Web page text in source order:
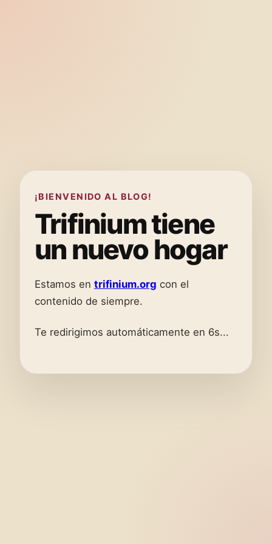
¡BIENVENIDO AL BLOG!
Trifinium tiene
un nuevo hogar
Estamos en trifinium.org con el
contenido de siempre.
Te redirigimos automáticamente en 6s...